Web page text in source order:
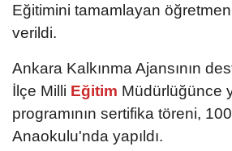
Eğitimini tamamlayan
verildi.
Ankara Kalkınma Ajansının
İlçe Milli Eğitim Müdürlüğünce
programının sertifika töreni,
Anaokulu'nda yapıldı.